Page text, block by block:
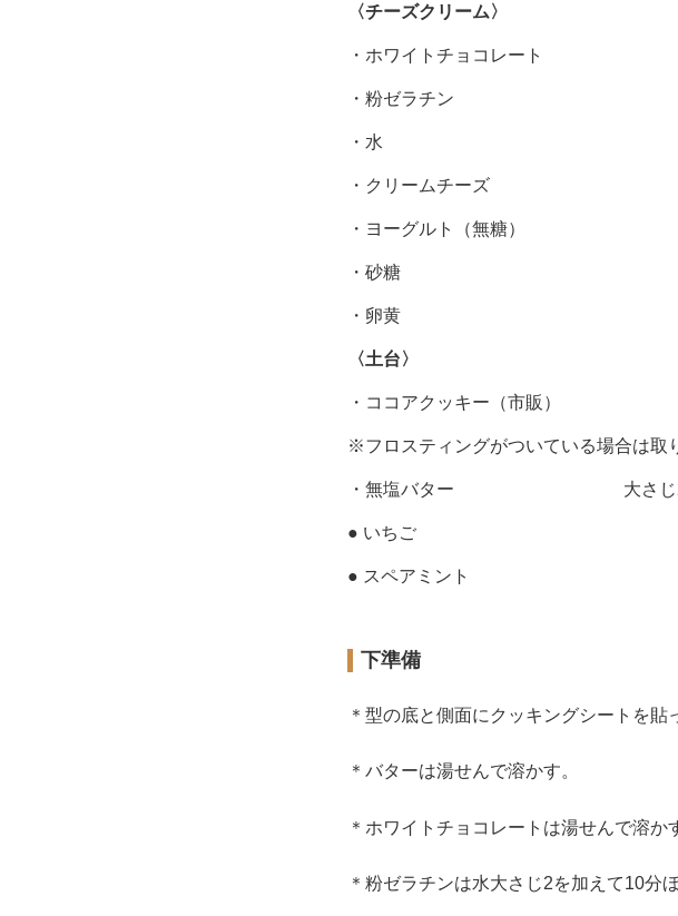
〈チーズクリーム〉
・ホワイトチョコレート
・粉ゼラチン
・水
・クリームチーズ
・ヨーグルト（無糖）
・砂糖
・卵黄
〈土台〉
・ココアクッキー（市販）
※フロスティングがついている場合は取
・無塩バター 大さじ
● いちご
● スペアミント
下準備
＊型の底と側面にクッキングシートを貼
＊バターは湯せんで溶かす。
＊ホワイトチョコレートは湯せんで溶か
＊粉ゼラチンは水大さじ2を加えて10分